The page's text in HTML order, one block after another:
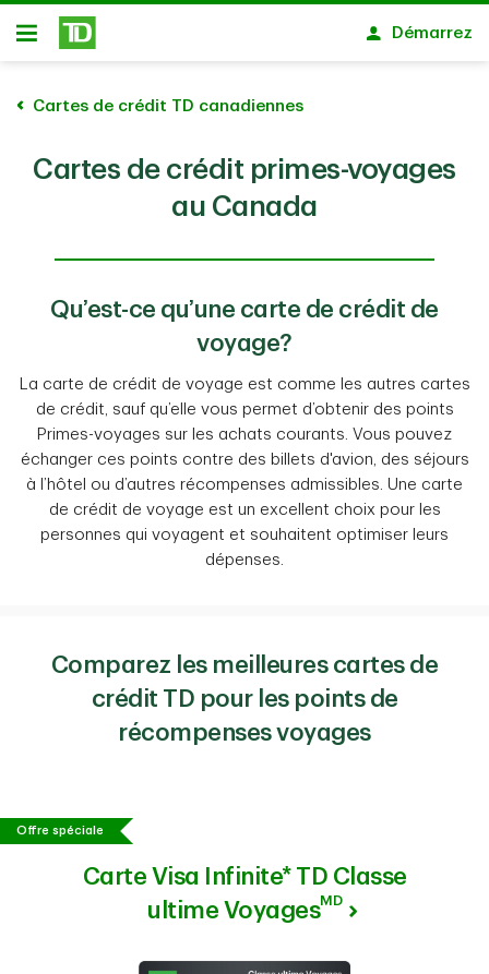
Passer au contenu principal
Ouvert
Démarrez
Cartes de crédit TD canadiennes
Cartes de crédit primes-voyages
au Canada
Qu’est-ce qu’une carte de crédit de
voyage?
La carte de crédit de voyage est comme les autres cartes
de crédit, sauf qu’elle vous permet d’obtenir des points
Primes-voyages sur les achats courants. Vous pouvez
échanger ces points contre des billets d'avion, des séjours
à l’hôtel ou d’autres récompenses admissibles. Une carte
de crédit de voyage est un excellent choix pour les
personnes qui voyagent et souhaitent optimiser leurs
dépenses.
Comparez les meilleures cartes de
crédit TD pour les points de
récompenses voyages
Offre spéciale
Carte Visa Infinite* TD Classe
ultime VoyagesMD